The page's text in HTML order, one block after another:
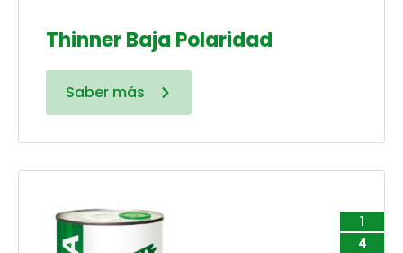
Thinner Baja Polaridad
Saber más
1
4